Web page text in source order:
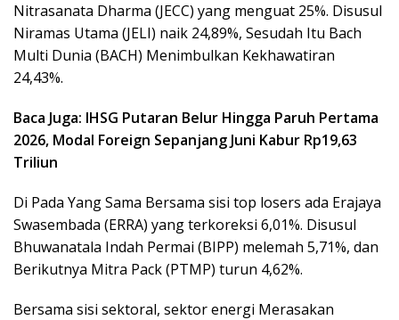
Nitrasanata Dharma (JECC) yang menguat 25%. Disusul
Niramas Utama (JELI) naik 24,89%, Sesudah Itu Bach
Multi Dunia (BACH) Menimbulkan Kekhawatiran
24,43%.
Baca Juga: IHSG Putaran Belur Hingga Paruh Pertama
2026, Modal Foreign Sepanjang Juni Kabur Rp19,63
Triliun
Di Pada Yang Sama Bersama sisi top losers ada Erajaya
Swasembada (ERRA) yang terkoreksi 6,01%. Disusul
Bhuwanatala Indah Permai (BIPP) melemah 5,71%, dan
Berikutnya Mitra Pack (PTMP) turun 4,62%.
Bersama sisi sektoral, sektor energi Merasakan